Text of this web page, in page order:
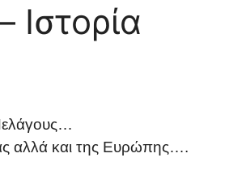
Ιστορία
αλλά και της Ευρώπης….